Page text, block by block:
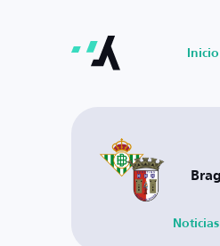
Inicio
Noticias